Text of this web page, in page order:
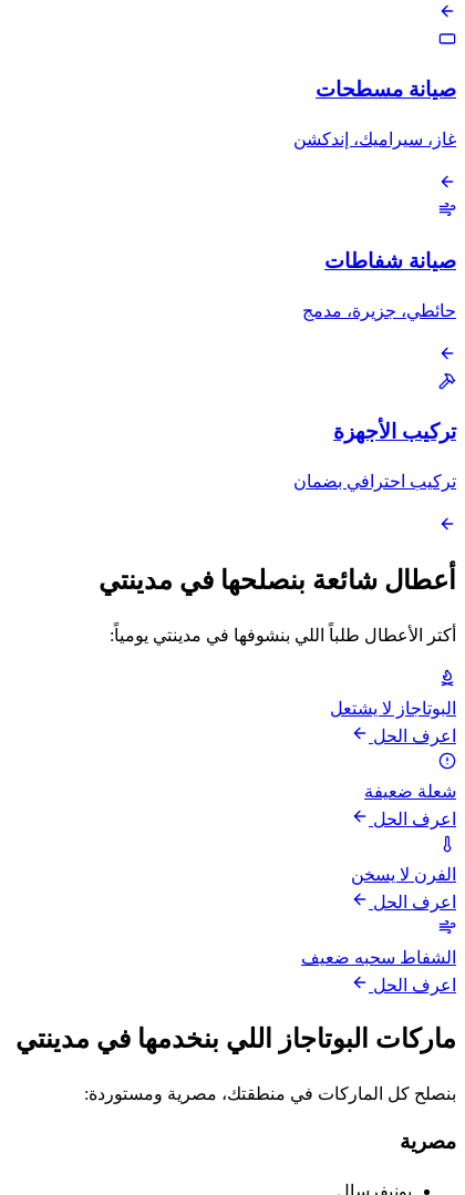
صيانة مسطحات
غاز، سيراميك، إندكشن
صيانة شفاطات
حائطي، جزيرة، مدمج
تركيب الأجهزة
تركيب احترافي بضمان
أعطال شائعة بنصلحها في مدينتي
أكتر الأعطال طلباً اللي بنشوفها في مدينتي يومياً:
البوتاجاز لا يشتعل
اعرف الحل
شعلة ضعيفة
اعرف الحل
الفرن لا يسخن
اعرف الحل
الشفاط سحبه ضعيف
اعرف الحل
ماركات البوتاجاز اللي بنخدمها في مدينتي
بنصلح كل الماركات في منطقتك، مصرية ومستوردة:
مصرية
يونيفرسال